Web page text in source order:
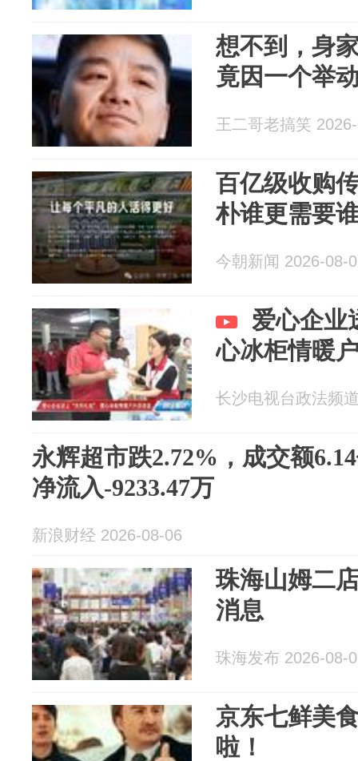
想不到，身
竟因一个举
王二哥老搞笑
百亿级收购
朴谁更需要
今朝新闻 2026-08-
爱心企业
心冰柜情暖
长沙电视台政法频
永辉超市跌2.72%，成交额
净流入-9233.47万
新浪财经 2026-08-06
珠海山姆二
消息
珠海发布 2026-08-
京东七鲜美
啦！